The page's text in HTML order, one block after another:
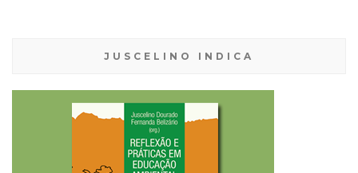
JUSCELINO INDICA